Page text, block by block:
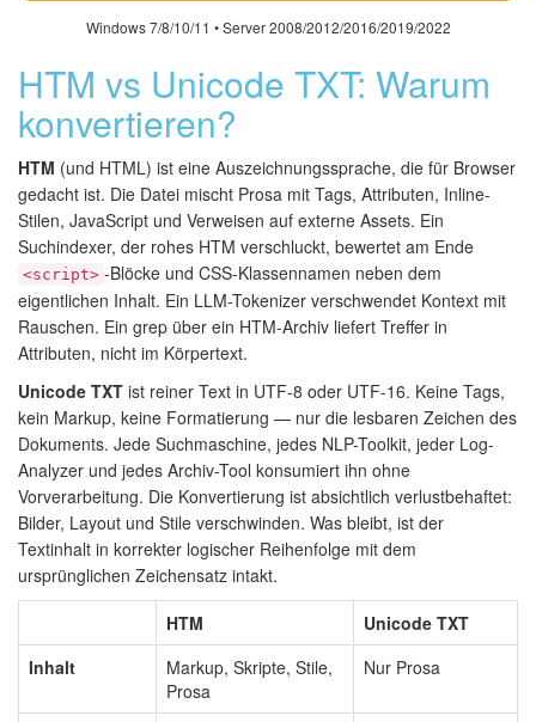
Windows 7/8/10/11 • Server 2008/2012/2016/2019/2022
HTM vs Unicode TXT: Warum
konvertieren?
HTM (und HTML) ist eine Auszeichnungssprache, die für Browser
gedacht ist. Die Datei mischt Prosa mit Tags, Attributen, Inline-
Stilen, JavaScript und Verweisen auf externe Assets. Ein
Suchindexer, der rohes HTM verschluckt, bewertet am Ende
<script> -Blöcke und CSS-Klassennamen neben dem
eigentlichen Inhalt. Ein LLM-Tokenizer verschwendet Kontext mit
Rauschen. Ein grep über ein HTM-Archiv liefert Treffer in
Attributen, nicht im Körpertext.
Unicode TXT ist reiner Text in UTF-8 oder UTF-16. Keine Tags,
kein Markup, keine Formatierung — nur die lesbaren Zeichen des
Dokuments. Jede Suchmaschine, jedes NLP-Toolkit, jeder Log-
Analyzer und jedes Archiv-Tool konsumiert ihn ohne
Vorverarbeitung. Die Konvertierung ist absichtlich verlustbehaftet:
Bilder, Layout und Stile verschwinden. Was bleibt, ist der
Textinhalt in korrekter logischer Reihenfolge mit dem
ursprünglichen Zeichensatz intakt.
HTM
Unicode TXT
Inhalt
Markup, Skripte, Stile,
Prosa
Nur Prosa